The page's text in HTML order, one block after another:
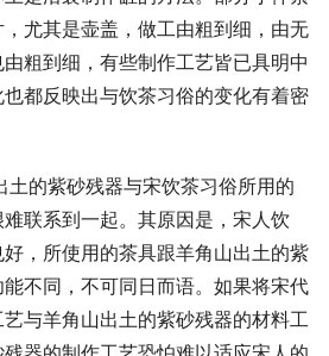
尤其是壶盖，做工由粗到细，由无
粗到细，有些制作工艺皆已具明中
都反映出与饮茶习俗的变化有着密
的紫砂残器与宋饮茶习俗所用的
联系到一起。其原因是，宋人饮
，所使用的茶具跟羊角山出土的紫
不同，不可同日而语。如果将宋代
与羊角山出土的紫砂残器的材料工